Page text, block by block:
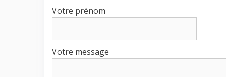
Votre prénom
Votre message